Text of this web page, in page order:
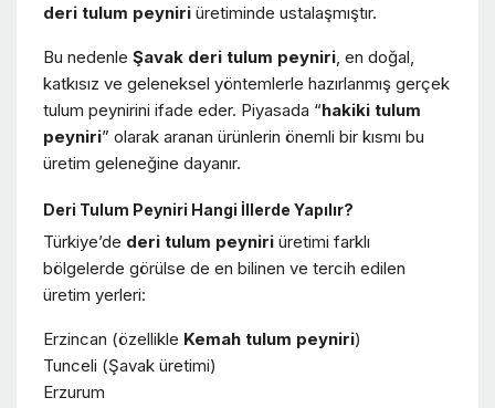
deri tulum peyniri üretiminde ustalaşmıştır.
Bu nedenle Şavak deri tulum peyniri , en doğal,
katkısız ve geleneksel yöntemlerle hazırlanmış gerçek
tulum peynirini ifade eder. Piyasada “hakiki tulum
peyniri” olarak aranan ürünlerin önemli bir kısmı bu
üretim geleneğine dayanır.
Deri Tulum Peyniri Hangi İllerde Yapılır?
Türkiye’de deri tulum peyniri üretimi farklı
bölgelerde görülse de en bilinen ve tercih edilen
üretim yerleri:
Erzincan (özellikle Kemah tulum peyniri)
Tunceli (Şavak üretimi)
Erzurum